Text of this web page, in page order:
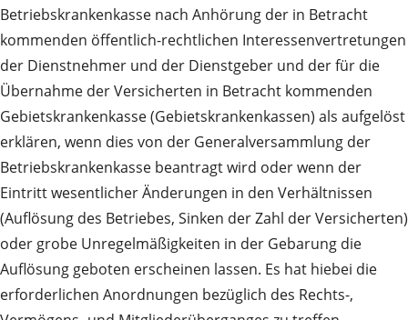
Betriebskrankenkasse nach Anhörung der in Betracht
kommenden öffentlich-rechtlichen Interessenvertretungen
der Dienstnehmer und der Dienstgeber und der für die
Übernahme der Versicherten in Betracht kommenden
Gebietskrankenkasse (Gebietskrankenkassen) als aufgelöst
erklären, wenn dies von der Generalversammlung der
Betriebskrankenkasse beantragt wird oder wenn der
Eintritt wesentlicher Änderungen in den Verhältnissen
(Auflösung des Betriebes, Sinken der Zahl der Versicherten)
oder grobe Unregelmäßigkeiten in der Gebarung die
Auflösung geboten erscheinen lassen. Es hat hiebei die
erforderlichen Anordnungen bezüglich des Rechts-,